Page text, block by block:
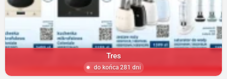
Tres
do końca 281 dni